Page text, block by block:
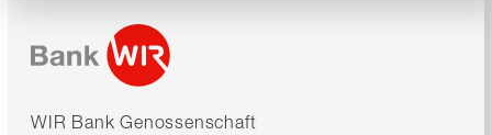
WIR Bank Genossenschaft